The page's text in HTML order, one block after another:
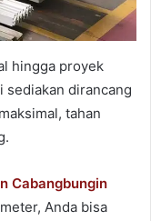
hingga proyek
sediakan dirancang
tahan
Cabangbungin
Anda bisa